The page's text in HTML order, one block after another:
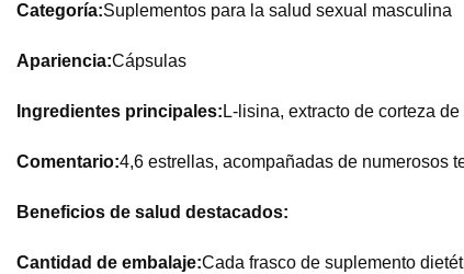
Categoría:Suplementos para la salud sexual masculina
Apariencia:Cápsulas
Ingredientes principales:L-lisina, extracto de corteza
Comentario:4,6 estrellas, acompañadas de numerosos
Beneficios de salud destacados:
Cantidad de embalaje:Cada frasco de suplemento